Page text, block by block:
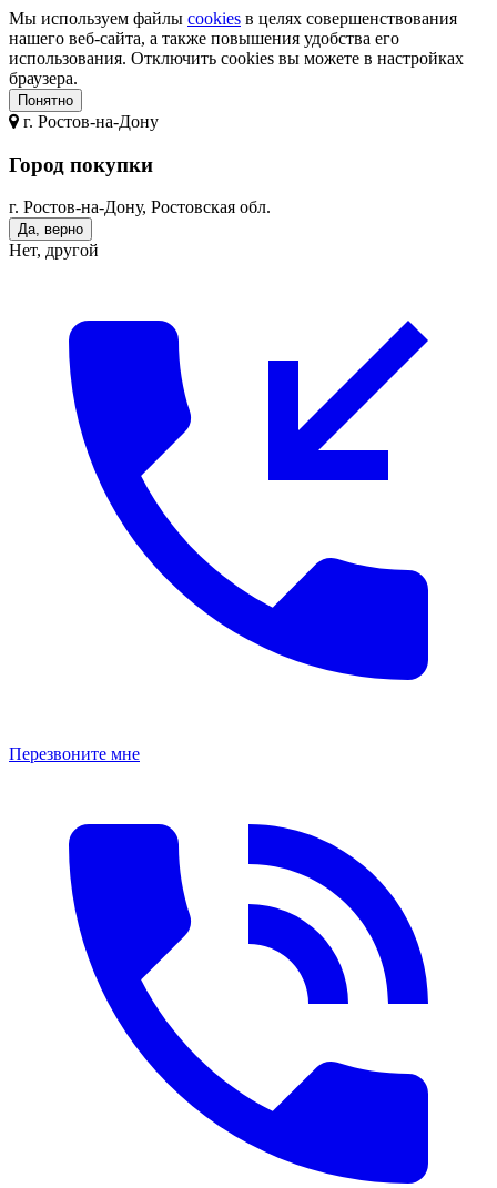
Мы используем файлы cookies в целях совершенствования
нашего веб-сайта, а также повышения удобства его
использования. Отключить cookies вы можете в настройках
браузера.
Понятно
г. Ростов-на-Дону
Город покупки
г. Ростов-на-Дону, Ростовская обл.
Да, верно
Нет, другой
Перезвоните мне